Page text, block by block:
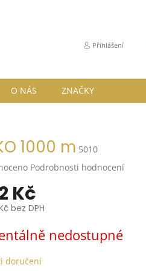
Přihlášení
O NÁS ZNAČKY
1000 m 5010
Podrobnosti hodnocení
Kč
bez DPH
nedostupné
doručení